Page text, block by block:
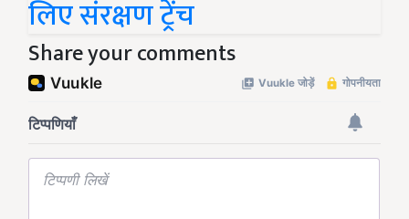
लिए संरक्षण ट्रेंच
Share your comments